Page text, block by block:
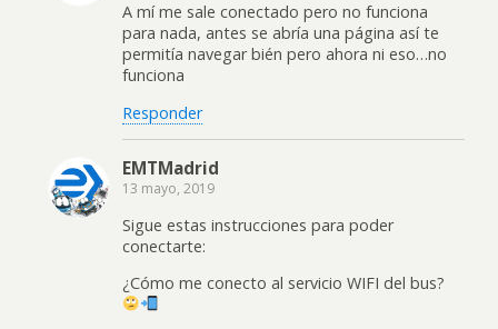
A mí me sale conectado pero no funciona
para nada, antes se abría una página así te
permitía navegar bién pero ahora ni eso…no
funciona
Responder
EMTMadrid
13 mayo, 2019
Sigue estas instrucciones para poder
conectarte:
¿Cómo me conecto al servicio WIFI del bus?